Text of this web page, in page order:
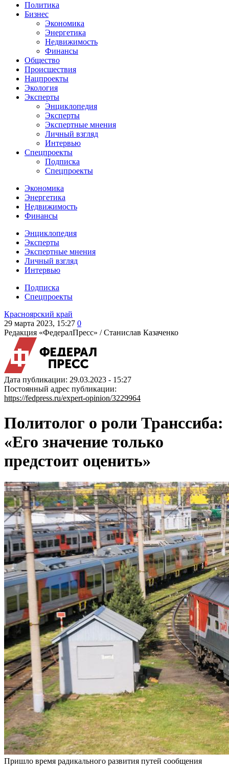
Политика
Бизнес
Экономика
Энергетика
Недвижимость
Финансы
Общество
Происшествия
Нацпроекты
Экология
Эксперты
Энциклопедия
Эксперты
Экспертные мнения
Личный взгляд
Интервью
Спецпроекты
Подписка
Спецпроекты
Экономика
Энергетика
Недвижимость
Финансы
Энциклопедия
Эксперты
Экспертные мнения
Личный взгляд
Интервью
Подписка
Спецпроекты
Красноярский край
29 марта 2023, 15:27 0
Редакция «ФедералПресс» /Станислав Казаченко
Дата публикации: 29.03.2023 - 15:27
Постоянный адрес публикации:
https://fedpress.ru/expert-opinion/3229964
Политолог о роли Транссиба:
«Его значение только
предстоит оценить»
Пришло время радикального развития путей сообщения